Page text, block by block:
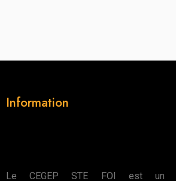
Information
Le CEGEP STE FOI est un